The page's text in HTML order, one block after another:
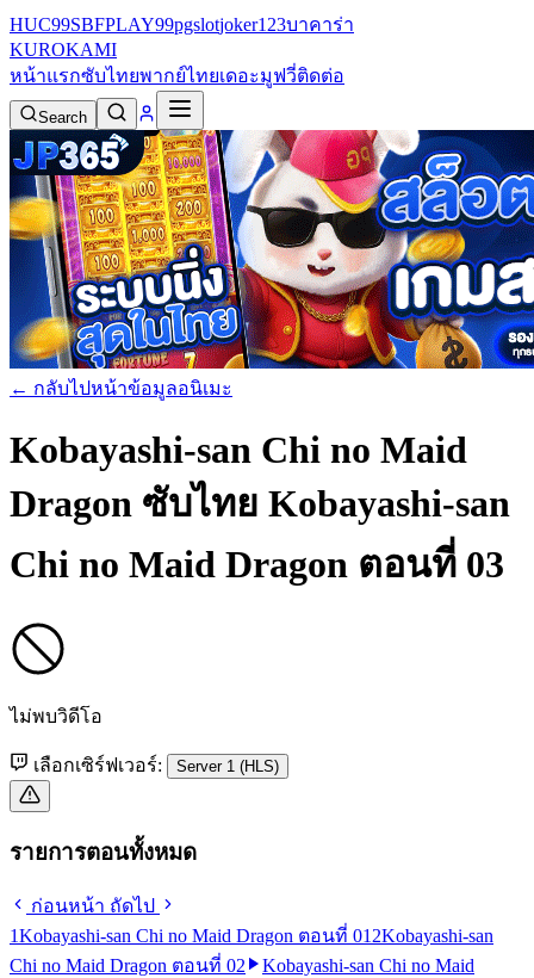
HUC99SBFPLAY99pgslotjoker123บาคาร่า
KUROKAMI
หน้าแรกซับไทยพากย์ไทยเดอะมูฟวี่ติดต่อ
Search
← กลับไปหน้าข้อมูลอนิเมะ
Kobayashi-san Chi no Maid
Dragon ซับไทย Kobayashi-san
Chi no Maid Dragon ตอนที่ 03
ไม่พบวิดีโอ
เลือกเซิร์ฟเวอร์: Server 1 (HLS)
รายการตอนทั้งหมด
ก่อนหน้า ถัดไป
1Kobayashi-san Chi no Maid Dragon ตอนที่ 01 2Kobayashi-san
Chi no Maid Dragon ตอนที่ 02
Kobayashi-san Chi no Maid